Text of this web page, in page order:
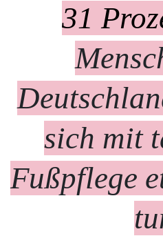
31
sich mit
Fußpflege